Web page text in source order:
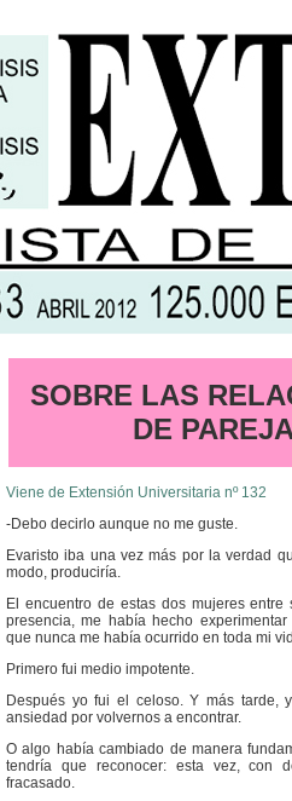
SOBRE LAS
DE
Viene de Extensión Universitaria nº 132
-Debo decirlo aunque no me guste.
Evaristo iba una vez más por la verdad
modo, produciría.
El encuentro de estas dos mujeres entre
presencia, me había hecho
que nunca me había ocurrido en toda mi
Primero fui medio impotente.
Después yo fui el celoso. Y más tarde,
ansiedad por volvernos a encontrar.
O algo había cambiado de manera
tendría que reconocer: esta vez, con
fracasado.